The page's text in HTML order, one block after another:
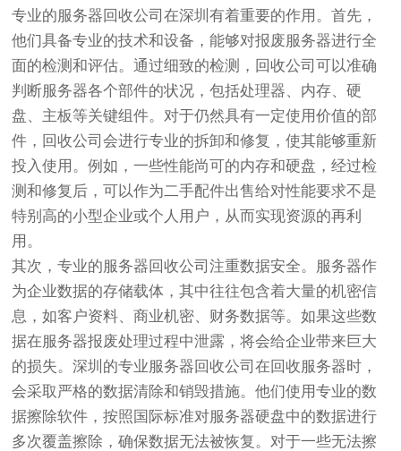
专业的服务器回收公司在深圳有着重要的作用。首先，
他们具备专业的技术和设备，能够对报废服务器进行全
面的检测和评估。通过细致的检测，回收公司可以准确
判断服务器各个部件的状况，包括处理器、内存、硬
盘、主板等关键组件。对于仍然具有一定使用价值的部
件，回收公司会进行专业的拆卸和修复，使其能够重新
投入使用。例如，一些性能尚可的内存和硬盘，经过检
测和修复后，可以作为二手配件出售给对性能要求不是
特别高的小型企业或个人用户，从而实现资源的再利
用。
其次，专业的服务器回收公司注重数据安全。服务器作
为企业数据的存储载体，其中往往包含着大量的机密信
息，如客户资料、商业机密、财务数据等。如果这些数
据在服务器报废处理过程中泄露，将会给企业带来巨大
的损失。深圳的专业服务器回收公司在回收服务器时，
会采取严格的数据清除和销毁措施。他们使用专业的数
据擦除软件，按照国际标准对服务器硬盘中的数据进行
多次覆盖擦除，确保数据无法被恢复。对于一些无法擦